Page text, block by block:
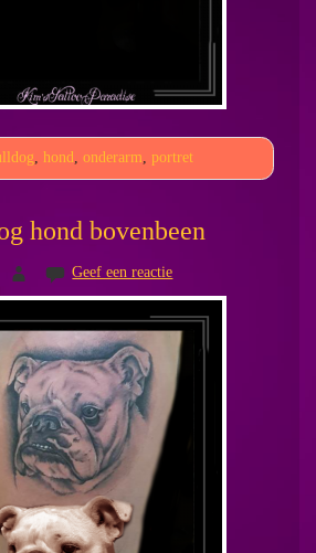
hond onderarm portret
hond bovenbeen
Geef een reactie